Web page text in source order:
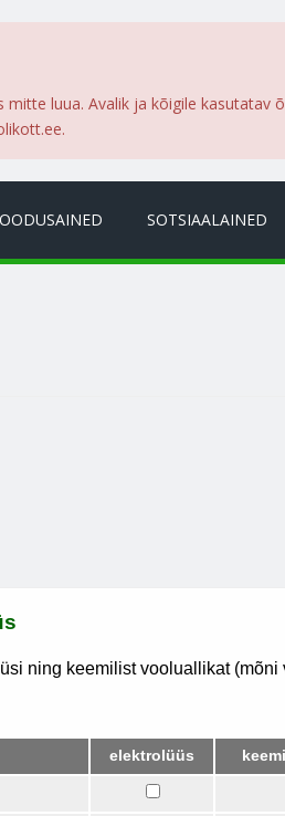
luua. Avalik ja kõigile kasutatav
SOTSIAALAINED